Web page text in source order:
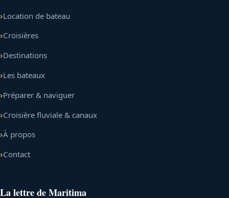
Location de bateau
Croisières
Destinations
Les bateaux
Préparer & naviguer
Croisière fluviale & canaux
À propos
Contact
La lettre de Maritima